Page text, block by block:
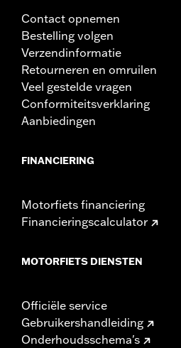
Contact opnemen
Bestelling volgen
Verzendinformatie
Retourneren en omruilen
Veel gestelde vragen
Conformiteitsverklaring
Aanbiedingen
FINANCIERING
Motorfiets financiering
Financieringscalculator
MOTORFIETS DIENSTEN
Officiële service
Gebruikershandleiding
Onderhoudsschema's